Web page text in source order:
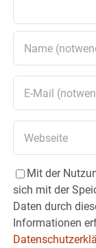
Mit der
sich mit der
Daten durch
Informationen